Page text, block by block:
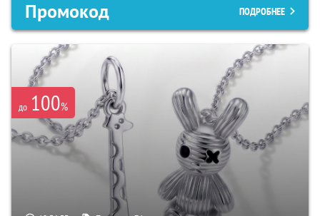
Промокод ПОДРОБНЕЕ
до 100%